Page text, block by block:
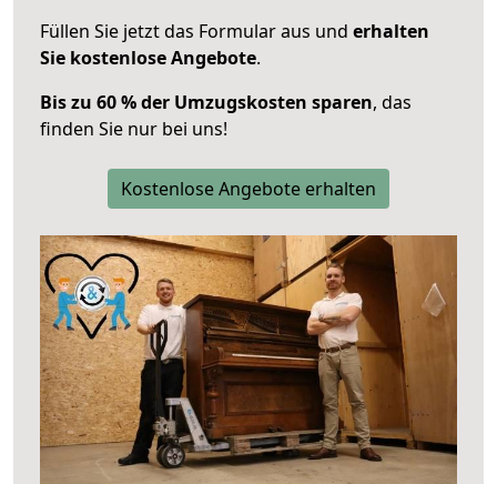
Füllen Sie jetzt das Formular aus und erhalten
Sie kostenlose Angebote.
Bis zu 60 % der Umzugskosten sparen, das
finden Sie nur bei uns!
Kostenlose Angebote erhalten